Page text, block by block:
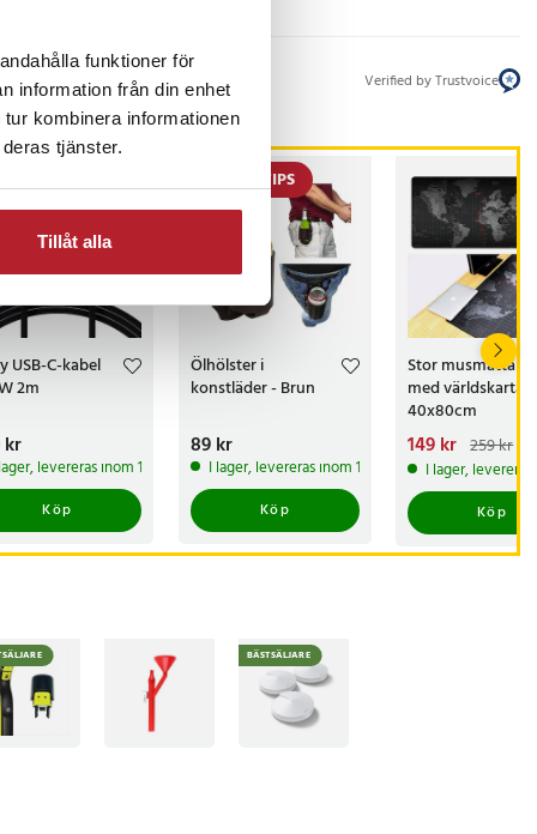
funktioner för
information från din enhet
kombinera informationen
tjänster.
Tillåt alla
Verified by Trustvoice
USB-C-kabel
2m
:149 kr
kr
levereras inom 1-2 vardagar
Köp
PRESENTTIPS
Ölhölster i
konstläder - Brun
Pris:89 kr
89 kr
I lager, levereras inom 1-2 vardagar
Köp
Stor musmatta
med världskarta -
40x80cm
Nuvarande pris
149 krTidigare
259 kr
149 kr 259 kr
I lager,
Köp
BÄSTSÄLJARE